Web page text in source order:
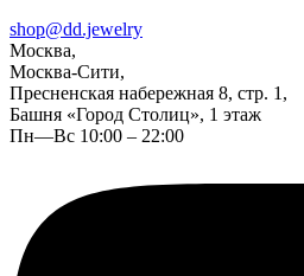
shop@dd.jewelry
Москва,
Москва-Сити,
Пресненская набережная 8, стр. 1,
Башня «Город Столиц», 1 этаж
Пн—Вс 10:00 – 22:00